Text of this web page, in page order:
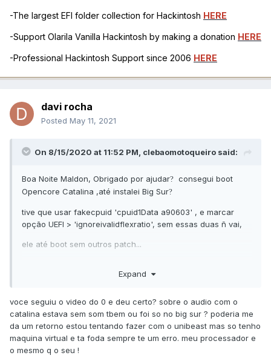
-The largest EFI folder collection for Hackintosh HERE
-Support Olarila Vanilla Hackintosh by making a donation HERE
-Professional Hackintosh Support since 2006 HERE
davi rocha
Posted May 11, 2021
On 8/15/2020 at 11:52 PM, clebaomotoqueiro said:
Boa Noite Maldon, Obrigado por ajudar? consegui boot
Opencore Catalina ,até instalei Big Sur?
tive que usar fakecpuid 'cpuid1Data a90603' , e marcar
opção UEFI > 'ignoreivalidflexratio', sem essas duas ñ vai,
ele até boot sem outros patch...
https://ibb.co/jkxTFjP
já tentei alcid=1, 2, 7, 11 etc no but args também sem som, o
que falta para som?
Expand
voce seguiu o video do 0 e deu certo? sobre o audio com o
catalina estava sem som tbem ou foi so no big sur ? poderia me
da um retorno estou tentando fazer com o unibeast mas so tenho
maquina virtual e ta foda sempre te um erro. meu processador e
o mesmo q o seu !